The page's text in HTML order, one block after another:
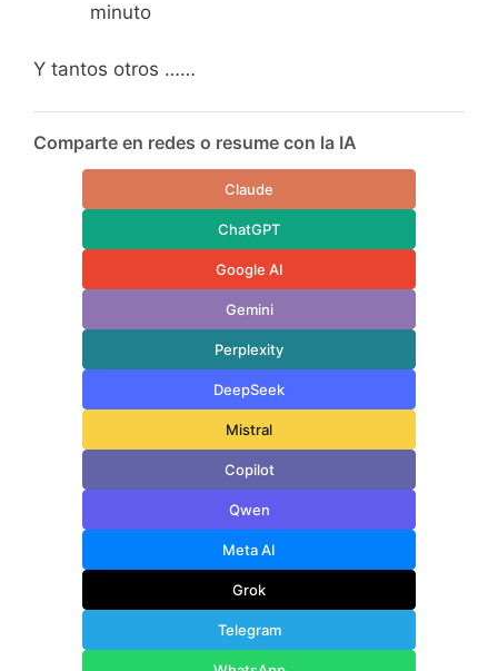
minuto
Y tantos otros ……
Comparte en redes o resume con la IA
Claude
ChatGPT
Google AI
Gemini
Perplexity
DeepSeek
Mistral
Copilot
Qwen
Meta AI
Grok
Telegram